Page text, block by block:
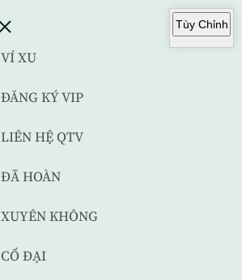
VÍ XU
ĐĂNG KÝ VIP
LIÊN HỆ QTV
ĐÃ HOÀN
XUYÊN KHÔNG
CỔ ĐẠI
Tùy Chỉnh